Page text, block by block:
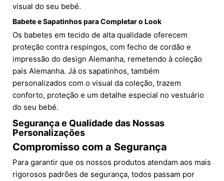
visual do seu bebé.
Babete e Sapatinhos para Completar o Look
Os babetes em tecido de alta qualidade oferecem
proteção contra respingos, com fecho de cordão e
impressão do design Alemanha, remetendo à coleção
país Alemanha. Já os sapatinhos, também
personalizados com o visual da coleção, trazem
conforto, proteção e um detalhe especial no vestuário
do seu bebé.
Segurança e Qualidade das Nossas
Personalizações
Compromisso com a Segurança
Para garantir que os nossos produtos atendam aos mais
rigorosos padrões de segurança, todos passam por